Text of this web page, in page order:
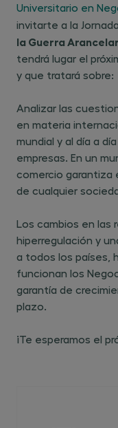
Universitario en
invitarte a la
la Guerra
tendrá lugar el
y que tratará sobre:
Analizar las
en materia
mundial y al día a
empresas. En un
comercio garantiza
de cualquier
Los cambios en las
hiperregulación y
a todos los países,
funcionan los
garantía de
plazo.
¡Te esperamos el